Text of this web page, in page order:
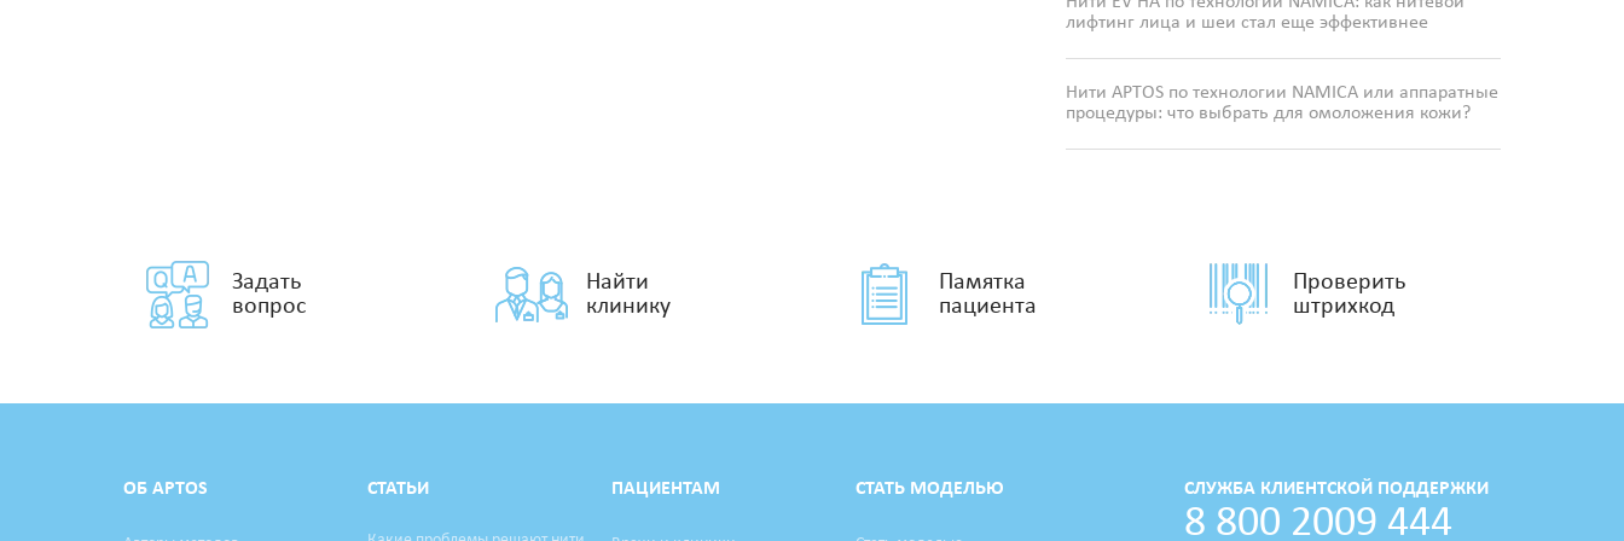
лифтинг лица и шеи стал еще эффективнее
Нити APTOS по технологии NAMICA или аппаратные
процедуры: что выбрать для омоложения кожи?
Задать
вопрос
Найти
клинику
Памятка
пациента
Проверить
штрихкод
ОБ APTOS СТАТЬИ ПАЦИЕНТАМ СТАТЬ МОДЕЛЬЮ СЛУЖБА КЛИЕНТСКОЙ ПОДДЕРЖКИ
8 800 2009 444